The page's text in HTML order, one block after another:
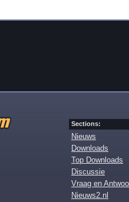
Sections:
Nieuws
Downloads
Top Downloads
Discussie
Vraag en
Nieuws2.nl